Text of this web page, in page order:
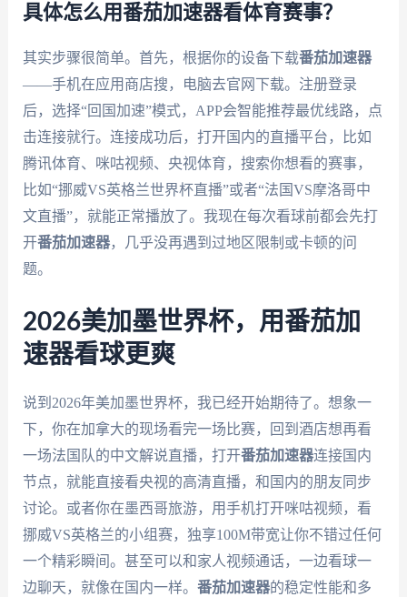
具体怎么用番茄加速器看体育赛事？
其实步骤很简单。首先，根据你的设备下载番茄加速器
——手机在应用商店搜，电脑去官网下载。注册登录
后，选择“回国加速”模式，APP会智能推荐最优线路，点
击连接就行。连接成功后，打开国内的直播平台，比如
腾讯体育、咪咕视频、央视体育，搜索你想看的赛事，
比如“挪威VS英格兰世界杯直播”或者“法国VS摩洛哥中
文直播”，就能正常播放了。我现在每次看球前都会先打
开番茄加速器，几乎没再遇到过地区限制或卡顿的问
题。
2026美加墨世界杯，用番茄加
速器看球更爽
说到2026年美加墨世界杯，我已经开始期待了。想象一
下，你在加拿大的现场看完一场比赛，回到酒店想再看
一场法国队的中文解说直播，打开番茄加速器连接国内
节点，就能直接看央视的高清直播，和国内的朋友同步
讨论。或者你在墨西哥旅游，用手机打开咪咕视频，看
挪威VS英格兰的小组赛，独享100M带宽让你不错过任何
一个精彩瞬间。甚至可以和家人视频通话，一边看球一
边聊天，就像在国内一样。 番茄加速器的稳定性能和多